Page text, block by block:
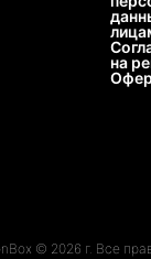
на
© 2026 г. Все